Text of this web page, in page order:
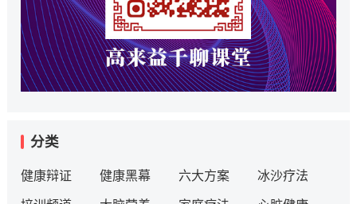
分类
健康辩证 健康黑幕 六大方案 冰沙疗法